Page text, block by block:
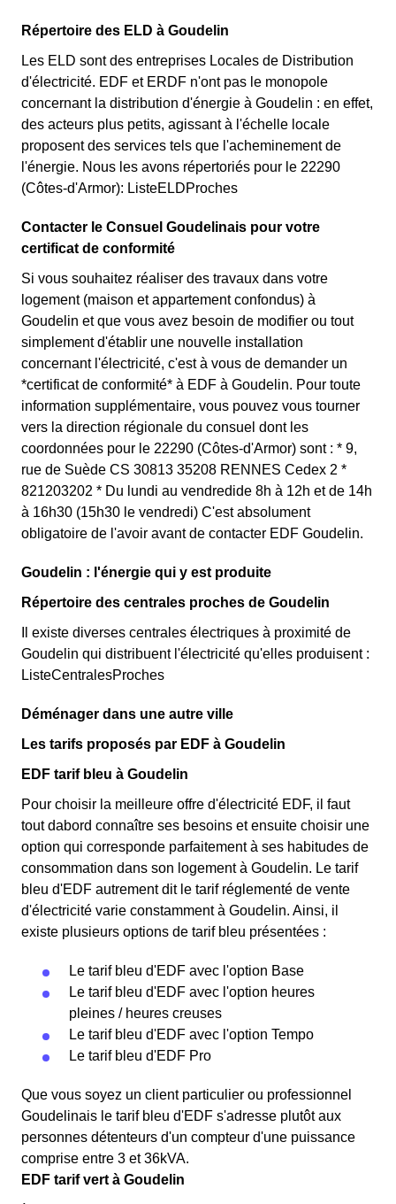
Répertoire des ELD à Goudelin
Les ELD sont des entreprises Locales de Distribution
d'électricité. EDF et ERDF n'ont pas le monopole
concernant la distribution d'énergie à Goudelin : en effet,
des acteurs plus petits, agissant à l'échelle locale
proposent des services tels que l'acheminement de
l'énergie. Nous les avons répertoriés pour le 22290
(Côtes-d'Armor): ListeELDProches
Contacter le Consuel Goudelinais pour votre
certificat de conformité
Si vous souhaitez réaliser des travaux dans votre
logement (maison et appartement confondus) à
Goudelin et que vous avez besoin de modifier ou tout
simplement d'établir une nouvelle installation
concernant l'électricité, c'est à vous de demander un
*certificat de conformité* à EDF à Goudelin. Pour toute
information supplémentaire, vous pouvez vous tourner
vers la direction régionale du consuel dont les
coordonnées pour le 22290 (Côtes-d'Armor) sont : * 9,
rue de Suède CS 30813 35208 RENNES Cedex 2 *
821203202 * Du lundi au vendredide 8h à 12h et de 14h
à 16h30 (15h30 le vendredi) C'est absolument
obligatoire de l'avoir avant de contacter EDF Goudelin.
Goudelin : l'énergie qui y est produite
Répertoire des centrales proches de Goudelin
Il existe diverses centrales électriques à proximité de
Goudelin qui distribuent l'électricité qu'elles produisent :
ListeCentralesProches
Déménager dans une autre ville
Les tarifs proposés par EDF à Goudelin
EDF tarif bleu à Goudelin
Pour choisir la meilleure offre d'électricité EDF, il faut
tout dabord connaître ses besoins et ensuite choisir une
option qui corresponde parfaitement à ses habitudes de
consommation dans son logement à Goudelin. Le tarif
bleu d'EDF autrement dit le tarif réglementé de vente
d'électricité varie constamment à Goudelin. Ainsi, il
existe plusieurs options de tarif bleu présentées :
Le tarif bleu d'EDF avec l'option Base
Le tarif bleu d'EDF avec l'option heures
pleines / heures creuses
Le tarif bleu d'EDF avec l'option Tempo
Le tarif bleu d'EDF Pro
Que vous soyez un client particulier ou professionnel
Goudelinais le tarif bleu d'EDF s'adresse plutôt aux
personnes détenteurs d'un compteur d'une puissance
comprise entre 3 et 36kVA.
EDF tarif vert à Goudelin